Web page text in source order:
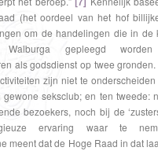
(het oordeel van het hof
om de handelingen die in de
gepleegd
als godsdienst op twee gronden.
zijn niet te onderscheiden
seksclub; en ten tweede:
bezoekers, noch bij de
ervaring waar te
meent dat de Hoge Raad in dat